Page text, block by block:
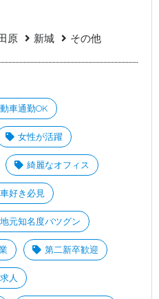
原 新城 その他
車通勤OK
女性が活躍
綺麗なオフィス
車好き必見
地元知名度バツグン
第二新卒歓迎
人